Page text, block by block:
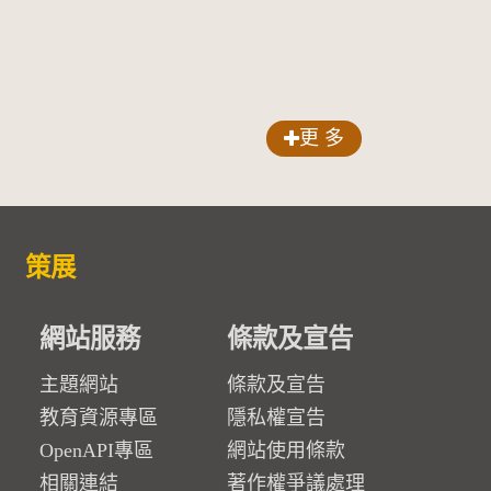
更 多
策展
網站服務
主題網站
教育資源專區
OpenAPI專區
相關連結
條款及宣告
條款及宣告
隱私權宣告
網站使用條款
著作權爭議處理